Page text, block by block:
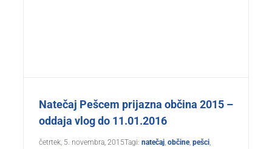
Natečaj Pešcem prijazna občina 2015 –
oddaja vlog do 11.01.2016
četrtek, 5. novembra, 2015Tagi: natečaj, občine, pešci,